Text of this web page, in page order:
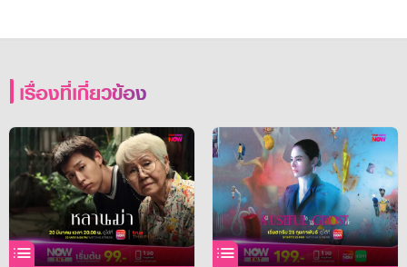
เรื่องที่เกี่ยวข้อง